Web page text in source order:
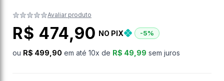
Avaliar produto
R$ 474,90 NO PIX -5%
ou R$ 499,90 em até 10x de R$ 49,99 sem juros